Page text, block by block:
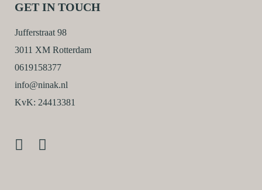
GET IN TOUCH
Jufferstraat 98
3011 XM Rotterdam
0619158377
info@ninak.nl
KvK: 24413381